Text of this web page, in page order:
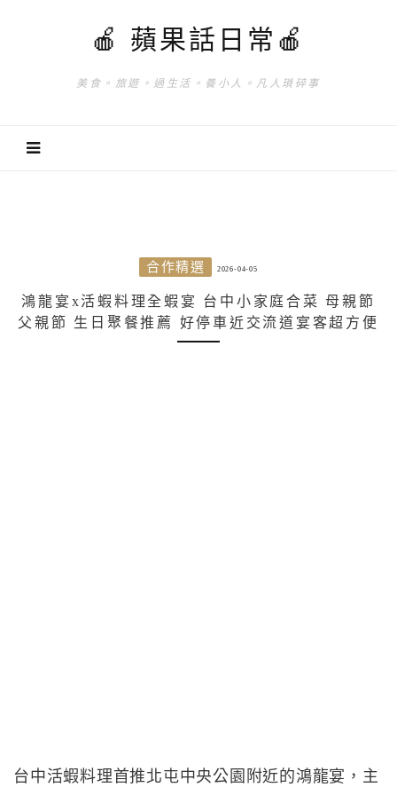
🍎 蘋果話日常🍎
美食。旅遊。過生活。養小人。凡人瑣碎事
合作精選 2026-04-05
鴻龍宴x活蝦料理全蝦宴 台中小家庭合菜 母親節
父親節 生日聚餐推薦 好停車近交流道宴客超方便
台中活蝦料理首推北屯中央公園附近的鴻龍宴，主